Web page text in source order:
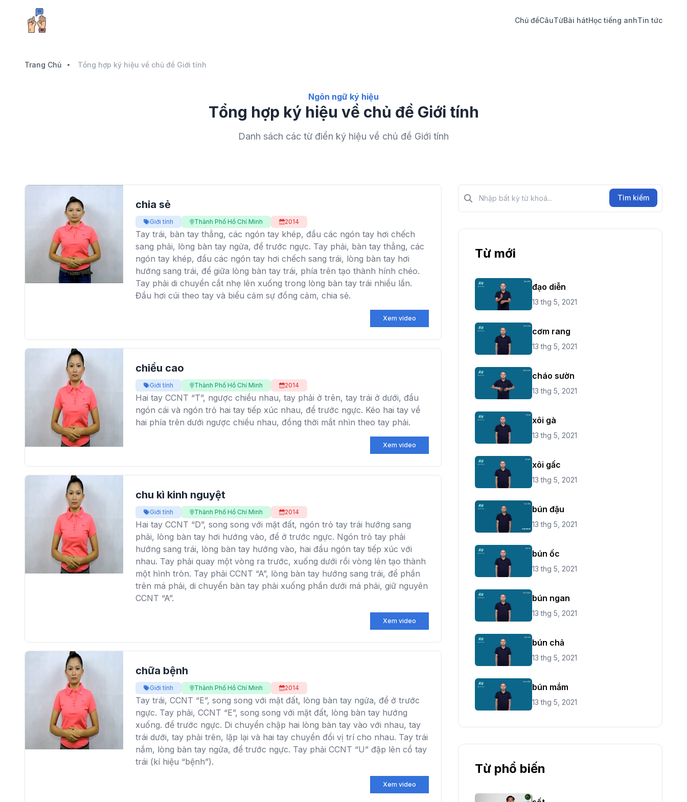
Chủ đềCâuTừBài hátHọc tiếng anhTin tức
Trang Chủ Tổng hợp ký hiệu về chủ đề Giới tính
Ngôn ngữ ký hiệu
Tổng hợp ký hiệu về chủ đề Giới tính
Danh sách các từ điển ký hiệu về chủ đề Giới tính
chia sẻ
Giới tính Thành Phố Hồ Chí Minh 2014
Tay trái, bàn tay thẳng, các ngón tay khép, đầu các ngón tay hơi chếch
sang phải, lòng bàn tay ngửa, để trước ngực. Tay phải, bàn tay thẳng, các
ngón tay khép, đầu các ngón tay hơi chếch sang trái, lòng bàn tay hơi
hướng sang trái, để giữa lòng bàn tay trái, phía trên tạo thành hính chéo.
Tay phải di chuyển cắt nhẹ lên xuống trong lòng bàn tay trái nhiều lần.
Đầu hơi cúi theo tay và biểu cảm sự đồng cảm, chia sẻ.
Xem video
chiều cao
Giới tính Thành Phố Hồ Chí Minh 2014
Hai tay CCNT “T”, ngược chiều nhau, tay phải ở trên, tay trái ở dưới, đầu
ngón cái và ngón trỏ hai tay tiếp xúc nhau, để trước ngực. Kéo hai tay về
hai phía trên dưới ngược chiều nhau, đồng thời mắt nhìn theo tay phải.
Xem video
chu kì kinh nguyệt
Giới tính Thành Phố Hồ Chí Minh 2014
Hai tay CCNT “D”, song song với mặt đất, ngón trỏ tay trái hướng sang
phải, lòng bàn tay hơi hướng vào, để ở trước ngực. Ngón trỏ tay phải
hướng sang trái, lòng bàn tay hướng vào, hai đầu ngón tay tiếp xúc với
nhau. Tay phải quay một vòng ra trước, xuống dưới rồi vòng lên tạo thành
một hình tròn. Tay phải CCNT “A”, lòng bàn tay hướng sang trái, để phần
trên má phải, di chuyển bàn tay phải xuống phần dưới má phải, giữ nguyên
CCNT “A”.
Xem video
chữa bệnh
Giới tính Thành Phố Hồ Chí Minh 2014
Tay trái, CCNT “E”, song song với mặt đất, lòng bàn tay ngửa, để ở trước
ngực. Tay phải, CCNT “E”, song song với mặt đất, lòng bàn tay hướng
xuống. để trước ngực. Di chuyển chập hai lòng bàn tay vào với nhau, tay
trái dưới, tay phải trên, lặp lại và hai tay chuyển đổi vị trí cho nhau. Tay trái
nắm, lòng bàn tay ngửa, để trước ngực. Tay phải CCNT “U” đập lên cổ tay
trái (kí hiệu “bệnh”).
Xem video
Tìm kiếm?>
Tìm kiếm
Từ mới
đạo diễn
13 thg 5, 2021
cơm rang
13 thg 5, 2021
cháo sườn
13 thg 5, 2021
xôi gà
13 thg 5, 2021
xôi gấc
13 thg 5, 2021
bún đậu
13 thg 5, 2021
bún ốc
13 thg 5, 2021
bún ngan
13 thg 5, 2021
bún chả
13 thg 5, 2021
bún mắm
13 thg 5, 2021
Từ phổ biến